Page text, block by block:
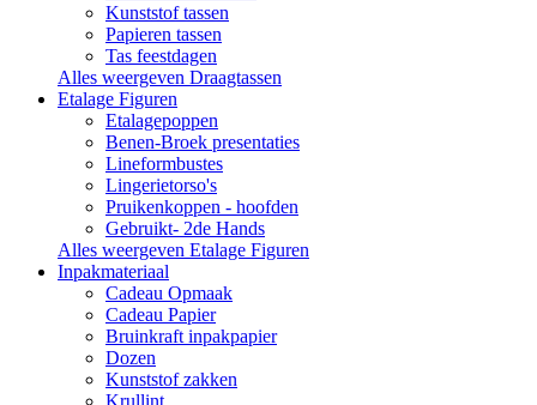
Kunststof tassen
Papieren tassen
Tas feestdagen
Alles weergeven Draagtassen
Etalage Figuren
Etalagepoppen
Benen-Broek presentaties
Lineformbustes
Lingerietorso's
Pruikenkoppen - hoofden
Gebruikt- 2de Hands
Alles weergeven Etalage Figuren
Inpakmateriaal
Cadeau Opmaak
Cadeau Papier
Bruinkraft inpakpapier
Dozen
Kunststof zakken
Krullint